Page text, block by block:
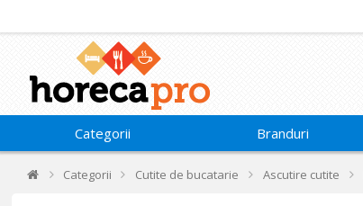
Categorii Branduri
Categorii Cutite de bucatarie Ascutire cutite